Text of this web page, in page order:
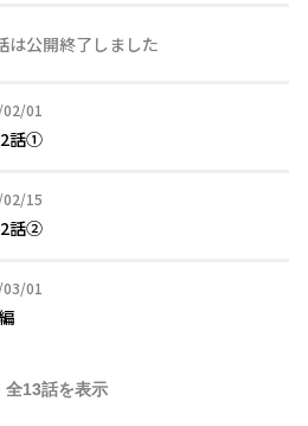
は公開終了しました
01
02月01日
話①
15
02月15日
話➁
01
03月01日
全13話を表示